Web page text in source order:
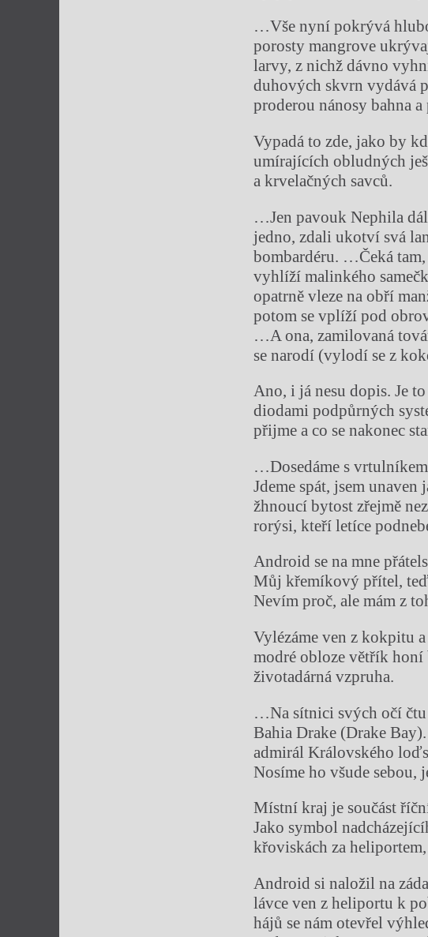
…Vše nyní pokrývá
porosty mangrove
larvy, z nichž dávno
duhových skvrn vydává
proderou nánosy bahna
Vypadá to zde, jako by
umírajících obludných
a krvelačných savců.
…Jen pavouk Nephila
jedno, zdali ukotví svá
bombardéru. …Čeká
vyhlíží malinkého
opatrně vleze na obří
potom se vplíží pod
…A ona, zamilovaná
se narodí (vylodí se z
Ano, i já nesu dopis. Je
diodami podpůrných
přijme a co se nakonec
…Dosedáme s
Jdeme spát, jsem
žhnoucí bytost zřejmě
rorýsi, kteří letíce
Android se na mne
Můj křemíkový přítel,
Nevím proč, ale mám z
Vylézáme ven z kokpitu
modré obloze větřík
životadárná vzpruha.
…Na sítnici svých očí čtu
Bahia Drake (Drake
admirál Královského
Nosíme ho všude sebou,
Místní kraj je součást
Jako symbol
křoviskách za
Android si naložil na
lávce ven z heliportu k
hájů se nám otevřel